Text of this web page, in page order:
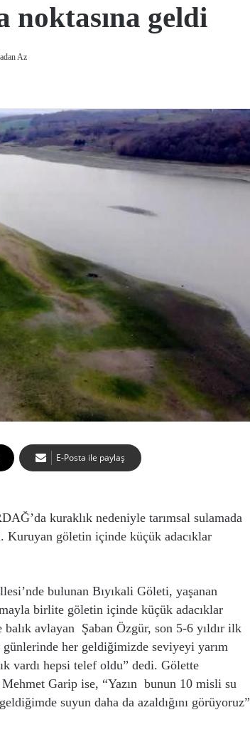
noktasına geldi
Az
E-Posta ile paylaş
kuraklık nedeniyle tarımsal sulamada
Kuruyan göletin içinde küçük adacıklar
bulunan Bıyıkali Göleti, yaşanan
birlite göletin içinde küçük adacıklar
avlayan Şaban Özgür, son 5-6 yıldır ilk
her geldiğimizde seviyeyi yarım
vardı hepsi telef oldu” dedi. Gölette
Garip ise, “Yazın bunun 10 misli su
suyun daha da azaldığını görüyoruz”